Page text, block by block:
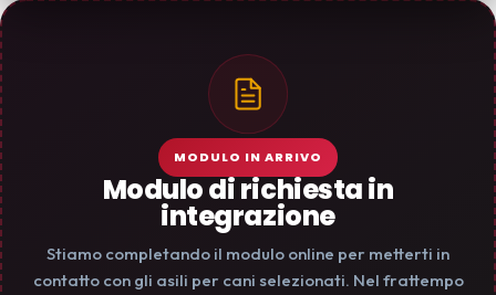
MODULO IN ARRIVO
Modulo di richiesta in
integrazione
Stiamo completando il modulo online per metterti in
contatto con gli asili per cani selezionati. Nel frattempo